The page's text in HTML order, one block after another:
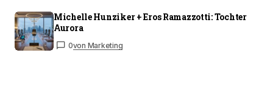
Michelle Hunziker + Eros Ramazzotti: Tochter
Aurora
0von Marketing